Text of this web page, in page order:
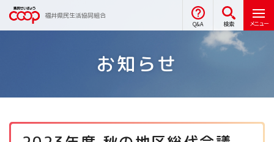
福井県民生活協同組合
Q&A 検索 メニュー
お知らせ